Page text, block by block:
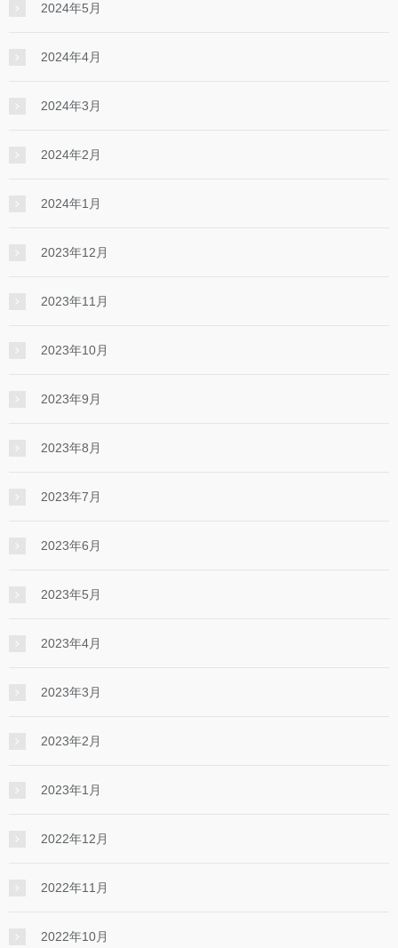
2024年5月
2024年4月
2024年3月
2024年2月
2024年1月
2023年12月
2023年11月
2023年10月
2023年9月
2023年8月
2023年7月
2023年6月
2023年5月
2023年4月
2023年3月
2023年2月
2023年1月
2022年12月
2022年11月
2022年10月